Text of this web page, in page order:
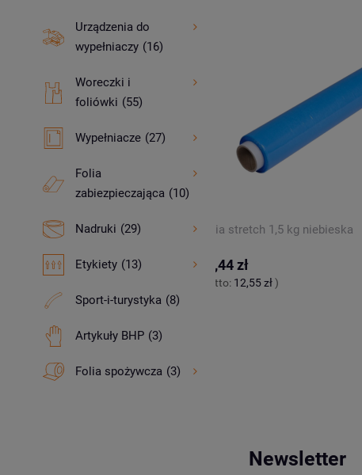
Urządzenia do
wypełniaczy (16)
Woreczki i
foliówki (55)
Wypełniacze (27)
Folia
zabiezpieczająca (10)
Nadruki (29)
Etykiety (13)
Sport-i-turystyka (8)
Artykuły BHP (3)
Folia spożywcza (3)
do taśmy pakowej 75mm Folia stretch 1,5 kg niebieska
15,44 zł
(netto: 12,55 zł)
Newsletter